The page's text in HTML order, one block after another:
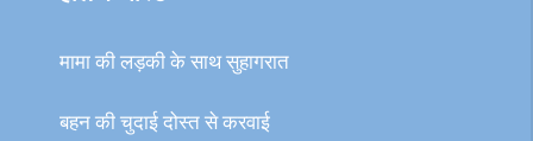
मामा की लड़की के साथ सुहागरात
बहन की चुदाई दोस्त से करवाई